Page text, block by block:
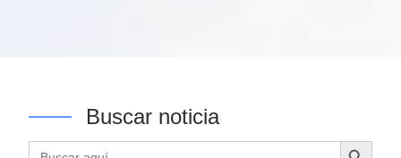
Buscar noticia
Buscar: Botón de búsqueda